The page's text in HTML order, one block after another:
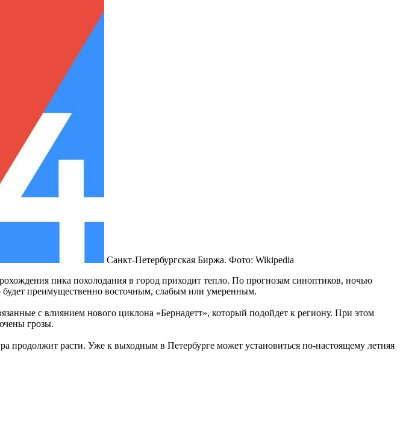
Санкт-Петербургская Биржа. Фото: Wikipedia
пика похолодания в город приходит тепло. По прогнозам синоптиков, ночью
будет преимущественно восточным, слабым или умеренным.
с влиянием нового циклона «Бернадетт», который подойдет к региону. При этом
грозы.
продолжит расти. Уже к выходным в Петербурге может установиться по-настоящему летняя